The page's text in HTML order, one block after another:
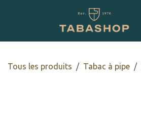
Tous les produits Tabac à pipe